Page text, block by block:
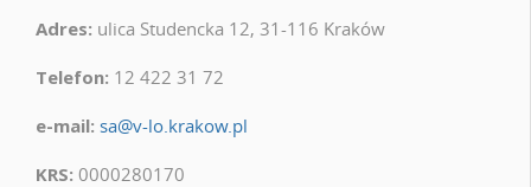
Adres: ulica Studencka 12, 31-116 Kraków
Telefon: 12 422 31 72
e-mail: sa@v-lo.krakow.pl
KRS: 0000280170